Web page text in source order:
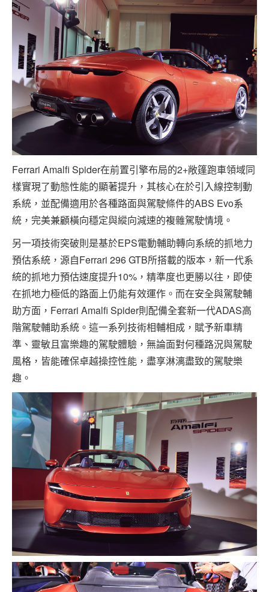
Ferrari Amalfi Spider在前置引擎布局的2+敞篷跑車領域同
樣實現了動態性能的顯著提升，其核心在於引入線控制動
系統，並配備適用於各種路面與駕駛條件的ABS Evo系
統，完美兼顧橫向穩定與縱向減速的複雜駕駛情境。
另一項技術突破則是基於EPS電動輔助轉向系統的抓地力
預估系統，源自Ferrari 296 GTB所搭載的版本，新一代系
統的抓地力預估速度提升10%，精準度也更勝以往，即使
在抓地力極低的路面上仍能有效運作。而在安全與駕駛輔
助方面，Ferrari Amalfi Spider則配備全套新一代ADAS高
階駕駛輔助系統。這一系列技術相輔相成，賦予新車精
準、靈敏且富樂趣的駕駛體驗，無論面對何種路況與駕駛
風格，皆能確保卓越操控性能，盡享淋漓盡致的駕駛樂
趣。